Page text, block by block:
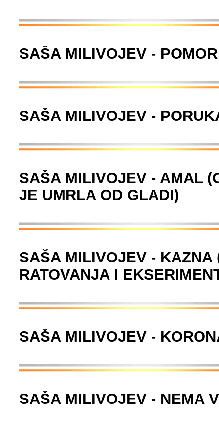
SAŠA MILIVOJEV - POMOR
SAŠA MILIVOJEV -
SAŠA MILIVOJEV - AMAL
JE UMRLA OD GLADI)
SAŠA MILIVOJEV -
RATOVANJA I
SAŠA MILIVOJEV -
SAŠA MILIVOJEV - NEMA